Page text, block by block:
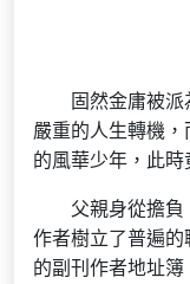
固然金庸被
嚴重的人生轉機
的風華少年，此時
父親身從擔
作者樹立了普遍
的副刊作者地址